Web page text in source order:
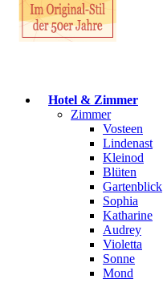
Hotel & Zimmer
Zimmer
Vosteen
Lindenast
Kleinod
Blüten
Gartenblick
Sophia
Katharine
Audrey
Violetta
Sonne
Mond